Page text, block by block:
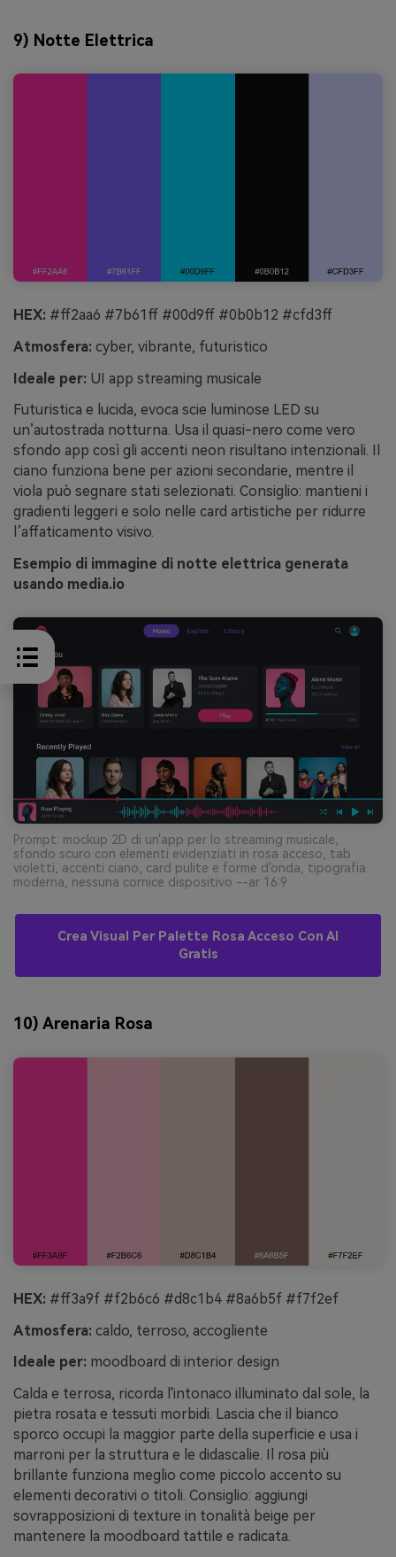
9) Notte Elettrica
HEX: #ff2aa6 #7b61ff #00d9ff #0b0b12 #cfd3ff
Atmosfera: cyber, vibrante, futuristico
Ideale per: UI app streaming musicale
Futuristica e lucida, evoca scie luminose LED su
un’autostrada notturna. Usa il quasi-nero come vero
sfondo app così gli accenti neon risultano intenzionali. Il
ciano funziona bene per azioni secondarie, mentre il
viola può segnare stati selezionati. Consiglio: mantieni i
gradienti leggeri e solo nelle card artistiche per ridurre
l’affaticamento visivo.
Esempio di immagine di notte elettrica generata
usando media.io
Prompt: mockup 2D di un'app per lo streaming musicale,
sfondo scuro con elementi evidenziati in rosa acceso, tab
violetti, accenti ciano, card pulite e forme d'onda, tipografia
moderna, nessuna cornice dispositivo --ar 16:9
Crea Visual Per Palette Rosa Acceso Con AI
Gratis
10) Arenaria Rosa
HEX: #ff3a9f #f2b6c6 #d8c1b4 #8a6b5f #f7f2ef
Atmosfera: caldo, terroso, accogliente
Ideale per: moodboard di interior design
Calda e terrosa, ricorda l'intonaco illuminato dal sole, la
pietra rosata e tessuti morbidi. Lascia che il bianco
sporco occupi la maggior parte della superficie e usa i
marroni per la struttura e le didascalie. Il rosa più
brillante funziona meglio come piccolo accento su
elementi decorativi o titoli. Consiglio: aggiungi
sovrapposizioni di texture in tonalità beige per
mantenere la moodboard tattile e radicata.